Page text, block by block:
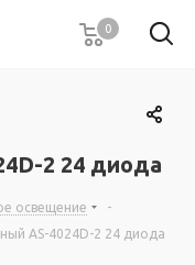
0
2 24 диода
освещение
-
AS-4024D-2 24 диода